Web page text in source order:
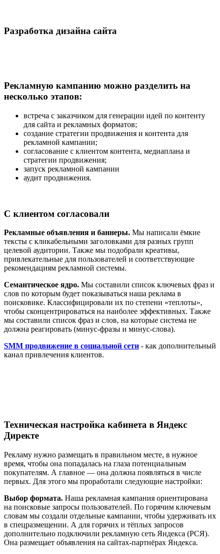
Разработка дизайна сайта
Рекламную кампанию можно разделить на
несколько этапов:
встреча с заказчиком для генерации идей по контенту
для сайта и рекламных форматов;
создание стратегии продвижения и контента для
рекламной кампании;
согласование с клиентом контента, медиаплана и
стратегии продвижения;
запуск рекламной кампании
аудит продвижения.
С клиентом согласовали
Рекламные объявления и баннеры. Мы написали ёмкие
тексты с кликабельными заголовками для разных групп
целевой аудитории. Также мы подобрали креативы,
привлекательные для пользователей и соответствующие
рекомендациям рекламной системы.
Семантическое ядро. Мы составили список ключевых фраз и
слов по которым будет показываться наша реклама в
поисковике. Классифицировали их по степени «теплоты»,
чтобы сконцентрироваться на наиболее эффективных. Также
мы составили список фраз и слов, на которые система не
должна реагировать (минус-фразы и минус-слова).
SMM продвижение в социальной сети - как дополнительный
канал привлечения клиентов.
Техническая настройка кабинета в Яндекс
Директе
Рекламу нужно размещать в правильном месте, в нужное
время, чтобы она попадалась на глаза потенциальным
покупателям. А главное — она должна появляться в числе
первых. Для этого мы проработали следующие настройки:
Выбор формата. Наша рекламная кампания ориентирована
на поисковые запросы пользователей. По горячим ключевым
словам мы создали отдельные кампании, чтобы удерживать их
в спецразмещении. А для горячих и тёплых запросов
дополнительно подключили рекламную сеть Яндекса (РСЯ).
Она размещает объявления на сайтах-партнёрах Яндекса.